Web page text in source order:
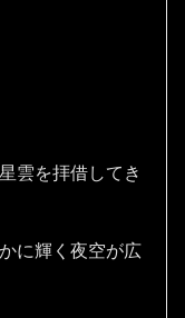
雲を拝借してき
に輝く夜空が広